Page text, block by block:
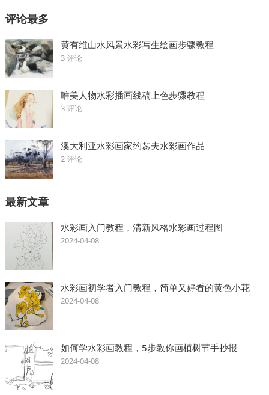
评论最多
黄有维山水风景水彩写生绘画步骤教程
3 评论
唯美人物水彩插画线稿上色步骤教程
3 评论
澳大利亚水彩画家约瑟夫水彩画作品
2 评论
最新文章
水彩画入门教程，清新风格水彩画过程图
2024-04-08
水彩画初学者入门教程，简单又好看的黄色小花
2024-04-08
如何学水彩画教程，5步教你画植树节手抄报
2024-04-08